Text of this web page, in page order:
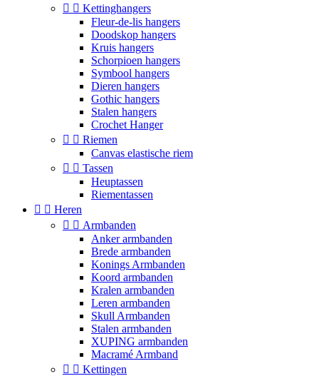
  Kettinghangers
Fleur-de-lis hangers
Doodskop hangers
Kruis hangers
Schorpioen hangers
Symbool hangers
Dieren hangers
Gothic hangers
Stalen hangers
Crochet Hanger
  Riemen
Canvas elastische riem
  Tassen
Heuptassen
Riementassen
  Heren
  Armbanden
Anker armbanden
Brede armbanden
Konings Armbanden
Koord armbanden
Kralen armbanden
Leren armbanden
Skull Armbanden
Stalen armbanden
XUPING armbanden
Macramé Armband
  Kettingen